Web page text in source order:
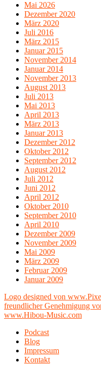
Mai 2026
Dezember 2020
März 2020
Juli 2016
März 2015
Januar 2015
November 2014
Januar 2014
November 2013
August 2013
Juli 2013
Mai 2013
April 2013
März 2013
Januar 2013
Dezember 2012
Oktober 2012
September 2012
August 2012
Juli 2012
Juni 2012
April 2012
Oktober 2010
September 2010
April 2010
Dezember 2009
November 2009
Mai 2009
März 2009
Februar 2009
Januar 2009
Logo designed von
freundlicher Genehmigung
www.Hibou-Music.com
Podcast
Blog
Impressum
Kontakt